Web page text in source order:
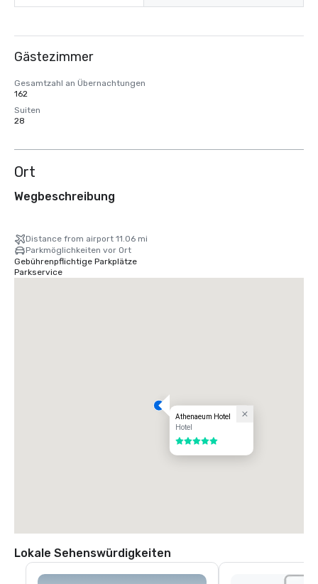
Gästezimmer
Gesamtzahl an Übernachtungen
162
Suiten
28
Ort
Wegbeschreibung
Distance from airport 11.06 mi
Parkmöglichkeiten vor Ort
Gebührenpflichtige Parkplätze
Parkservice
Athenaeum Hotel
Hotel
5 von 5
Lokale Sehenswürdigkeiten